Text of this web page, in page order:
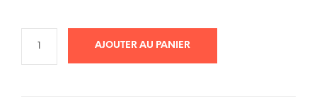
AJOUTER AU PANIER